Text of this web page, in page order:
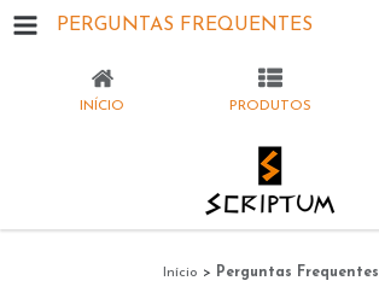
PERGUNTAS FREQUENTES
INÍCIO PRODUTOS
Início > Perguntas Frequentes